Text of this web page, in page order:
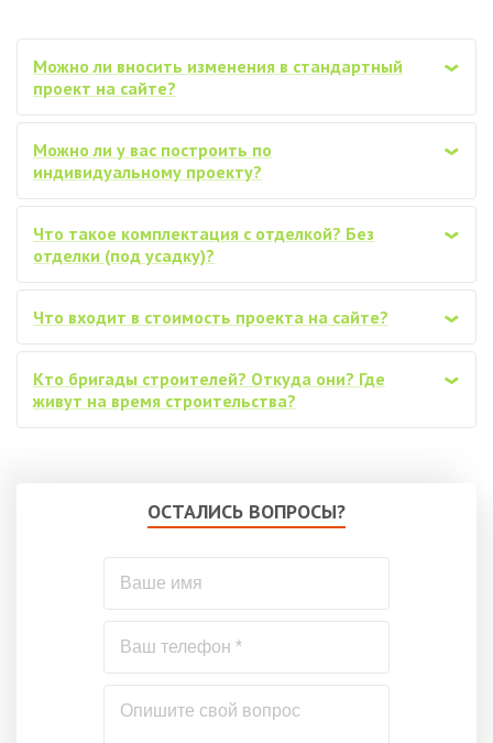
‹
Можно ли вносить изменения в стандартный
проект на сайте?
‹
Можно ли у вас построить по
индивидуальному проекту?
‹
Что такое комплектация с отделкой? Без
отделки (под усадку)?
‹
Что входит в стоимость проекта на сайте?
‹
Кто бригады строителей? Откуда они? Где
живут на время строительства?
ОСТАЛИСЬ ВОПРОСЫ?